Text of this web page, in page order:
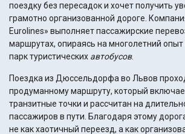
поездку без пересадок и хочет получить
грамотно организованной дороге.
Eurolines» выполняет пассажирские
маршрутах, опираясь на многолетний опыт
парк туристических автобусов.
Поездка из Дюссельдорфа во Львов
продуманному маршруту, который
транзитные точки и рассчитан на
пассажиров в пути. Благодаря этому
не как хаотичный переезд, а как